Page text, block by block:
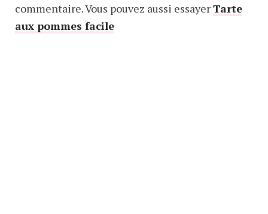
commentaire. Vous pouvez aussi essayerTarte
aux pommes facile